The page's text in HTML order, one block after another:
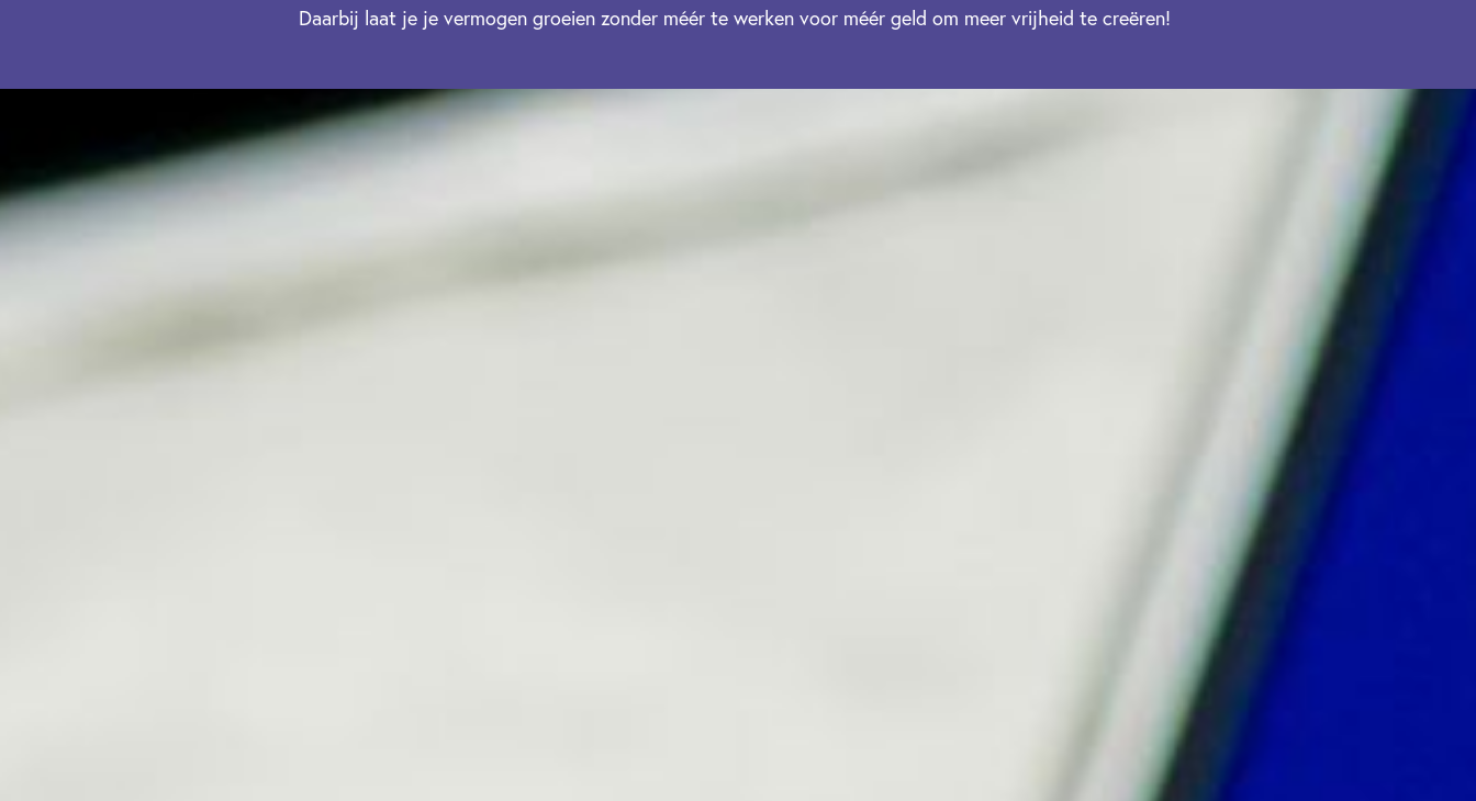
Daarbij laat je je vermogen groeien zonder méér te werken voor méér geld om meer vrijheid te creëren!